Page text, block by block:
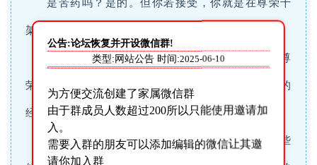
架。
倘若你完全治死一切外表的虚饰和炫耀，你就更尊
荣十架的工作。但这样的治死不是外面的，乃是里面的
经历。
要学习成为卑微，成为无有。人若禁食，拒绝那些
公告:论坛恢复并开设微信群!
类型:网站公告 时间:2025-06-10
为方便交流创建了家属微信群
由于群成员人数超过200所以只能使用邀请加
入。
需要入群的朋友可以添加编辑的微信让其邀
请你加入群